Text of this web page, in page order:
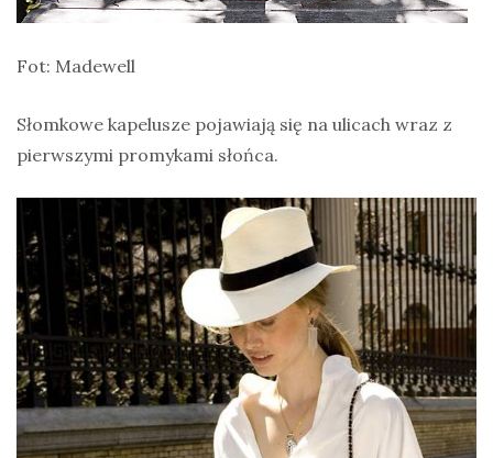
Fot: Madewell
Słomkowe kapelusze pojawiają się na ulicach wraz z
pierwszymi promykami słońca.